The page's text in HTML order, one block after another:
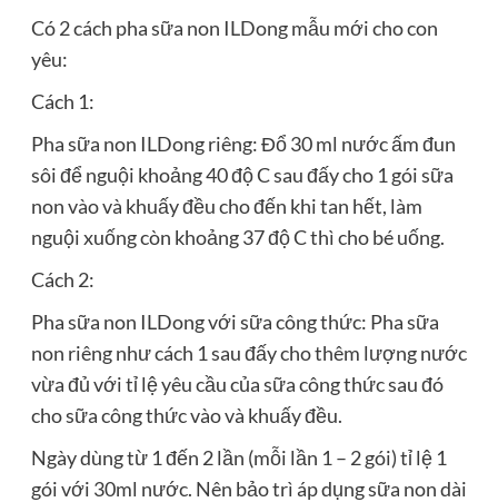
Có 2 cách pha sữa non ILDong mẫu mới cho con
yêu:
Cách 1:
Pha sữa non ILDong riêng: Đổ 30 ml nước ấm đun
sôi để nguội khoảng 40 độ C sau đấy cho 1 gói sữa
non vào và khuấy đều cho đến khi tan hết, làm
nguội xuống còn khoảng 37 độ C thì cho bé uống.
Cách 2:
Pha sữa non ILDong với sữa công thức: Pha sữa
non riêng như cách 1 sau đấy cho thêm lượng nước
vừa đủ với tỉ lệ yêu cầu của sữa công thức sau đó
cho sữa công thức vào và khuấy đều.
Ngày dùng từ 1 đến 2 lần (mỗi lần 1 – 2 gói) tỉ lệ 1
gói với 30ml nước. Nên bảo trì áp dụng sữa non dài